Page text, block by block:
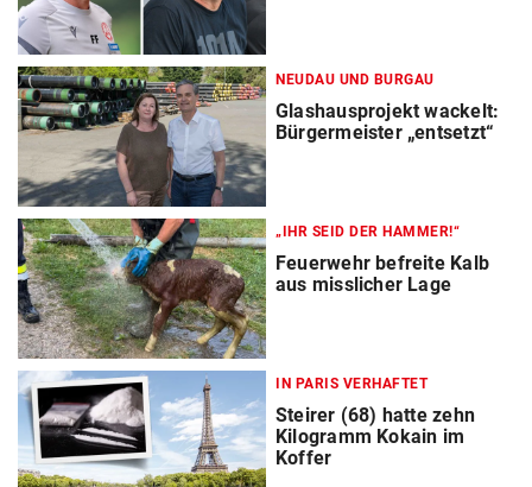
NEUDAU UND BURGAU
Glashausprojekt wackelt:
Bürgermeister „entsetzt“
„IHR SEID DER HAMMER!“
Feuerwehr befreite Kalb
aus misslicher Lage
IN PARIS VERHAFTET
Steirer (68) hatte zehn
Kilogramm Kokain im
Koffer